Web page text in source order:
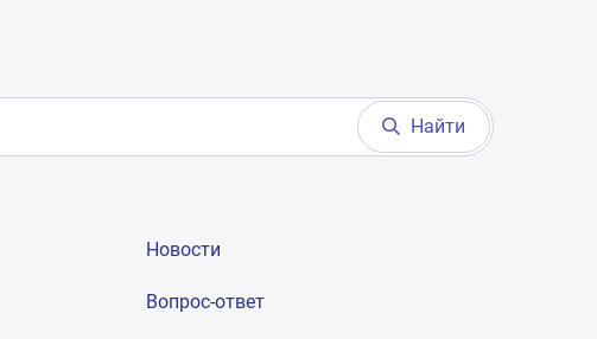
Найти
Новости
Вопрос-ответ